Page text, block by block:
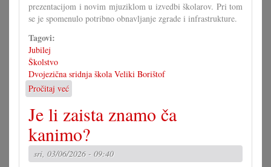
prezentacijom i novim mjuziklom u izvedbi školarov. Pri tom
se je spomenulo potribno obnavljanje zgrade i infrastrukture.
Tagovi:
Jubilej
Školstvo
Dvojezična sridnja škola Veliki Borištof
Pročitaj već
60
ljet
dvojezična
sridnja/glavna
škola
VB
Je li zaista znamo ča
kanimo?
sri, 03/06/2026 - 09:40